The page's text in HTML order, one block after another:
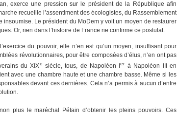
exerce une pression sur le président de la République afin
recueille l’assentiment des écologistes, du Rassemblement
Le président du MoDem y voit un moyen de restaurer
Or, rien dans l’histoire de France ne confirme ce postulat.
du pouvoir, elle n’en est qu’un moyen, insuffisant pour
révolutionnaires, pour être composées d’élus, n’en ont pas
du XIXe siècle, tous, de Napoléon Ier à Napoléon III en
avec une chambre haute et une chambre basse. Même si les
devant ces dernières. Cela n’a permis à aucun d’entre
plus le maréchal Pétain d’obtenir les pleins pouvoirs. Ces